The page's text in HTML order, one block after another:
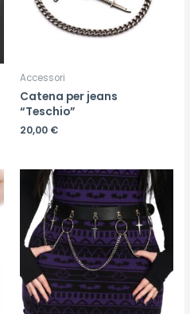
Accessori
Catena per jeans
“Teschio”
20,00 €